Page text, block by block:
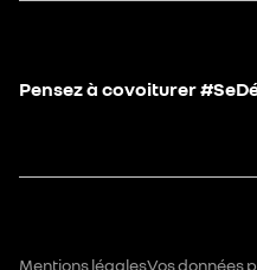
Pensez à covoiturer
Mentions légalesVos données